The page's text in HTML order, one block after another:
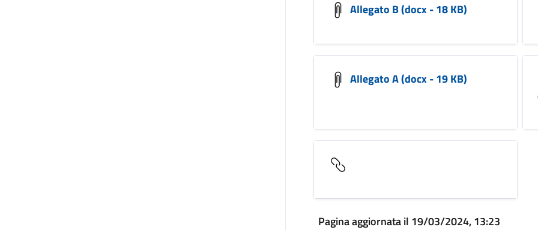
Allegato B (docx - 18 KB)
Allegato A (docx - 19 KB)
Pagina aggiornata il 19/03/2024, 13:23